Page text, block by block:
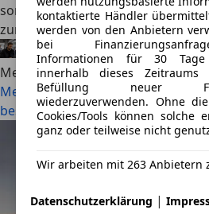
kontaktierte Händler
werden von den Anbietern
bei
Informationen für 30
innerhalb dieses
Befüllung neuer
wiederzuverwenden. Ohne
Cookies/Tools können solche
ganz oder teilweise nicht
Wir arbeiten mit 263 Anbietern
Datenschutzerklärung |
sondern ein vollwertiger offener
zum ultra-exklusiven Preis.
Alexander Nocker·28.07.2026·
Mehr lesen
Mercedes-AMG G 63 Cabriolet:
bescheiden